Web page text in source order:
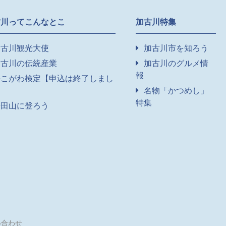
ってこんなとこ
川観光大使
川の伝統産業
がわ検定【申込は終了しまし
山に登ろう
加古川特集
加古川市を知ろう
加古川のグルメ情
報
名物「かつめし」
特集
わせ